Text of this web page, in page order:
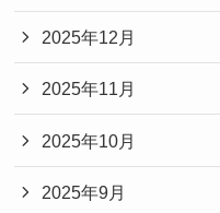
2025年12月
2025年11月
2025年10月
2025年9月